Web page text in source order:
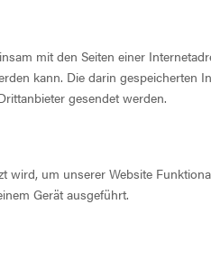
mit den Seiten einer
kann. Die darin gespeicherten
gesendet werden.
wird, um unserer Website
Gerät ausgeführt.